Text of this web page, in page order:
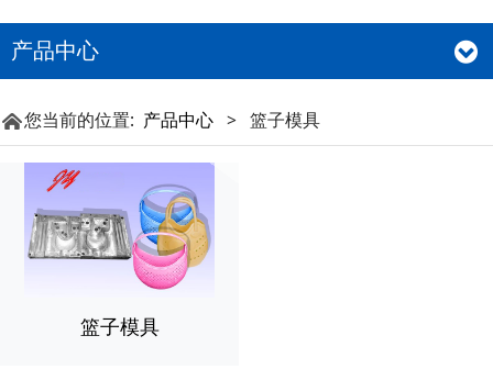
产品中心
您当前的位置: 产品中心 > 篮子模具
篮子模具